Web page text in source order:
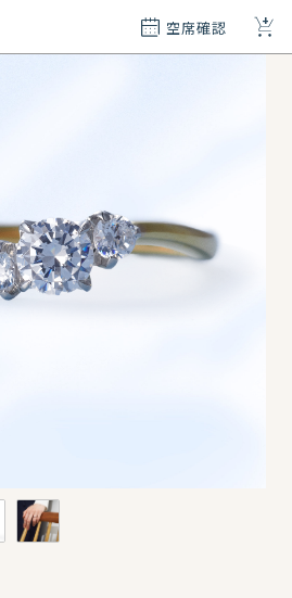
空席確認 +